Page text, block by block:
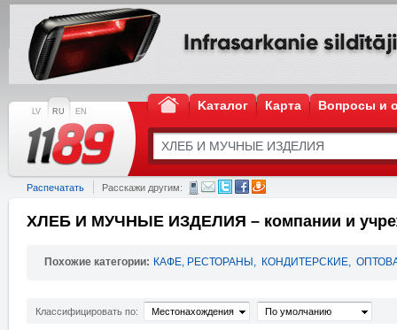
LV RU EN Kаталог Карта Вопросы и
Распечатать Расскажи другим:
ХЛЕБ И МУЧНЫЕ ИЗДЕЛИЯ – компании и
Похожие категории: КАФЕ, РЕСТОРАНЫ , КОНДИТЕРСКИЕ,
Классифицировать по: Местонахождения По умолчанию